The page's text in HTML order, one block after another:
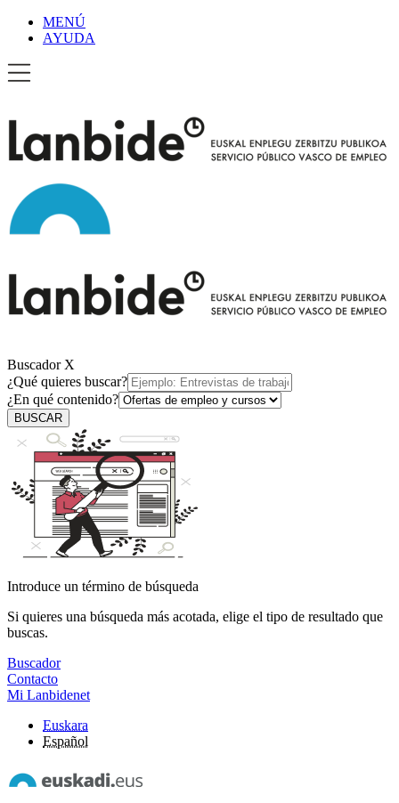
MENÚ
AYUDA
Buscador X
¿Qué quieres buscar?
¿En qué contenido?
BUSCAR
Introduce un término de búsqueda
Si quieres una búsqueda más acotada, elige el tipo de resultado que
buscas.
Buscador
Contacto
Mi Lanbidenet
Euskara
Español